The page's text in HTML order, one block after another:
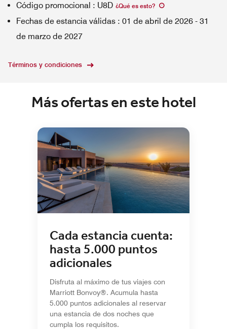
Código promocional : U8D ¿Qué es esto?
Fechas de estancia válidas : 01 de abril de 2026 - 31
de marzo de 2027
Términos y condiciones
Más ofertas en este hotel
Cada estancia cuenta:
hasta 5.000 puntos
adicionales
Disfruta al máximo de tus viajes con
Marriott Bonvoy®. Acumula hasta
5.000 puntos adicionales al reservar
una estancia de dos noches que
cumpla los requisitos.